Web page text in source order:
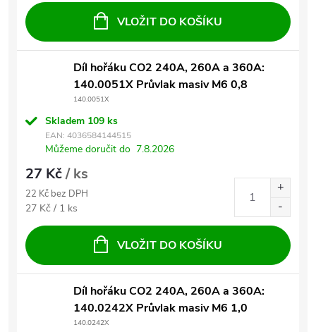
VLOŽIT DO KOŠÍKU
Díl hořáku CO2 240A, 260A a 360A:
140.0051X Průvlak masiv M6 0,8
140.0051X
Skladem 109 ks
EAN: 4036584144515
Můžeme doručit do 7.8.2026
27 Kč/ ks
22 Kč bez DPH
Měrná cena:
27 Kč / 1 ks
VLOŽIT DO KOŠÍKU
Díl hořáku CO2 240A, 260A a 360A:
140.0242X Průvlak masiv M6 1,0
140.0242X